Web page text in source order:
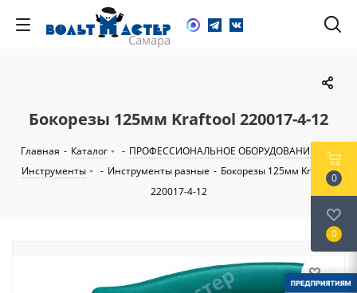
Бокорезы 125мм Kraftool 220017-4-12
Главная - Каталог - ПРОФЕССИОНАЛЬНОЕ ОБОРУДОВАНИЕ
-
Инструменты
- Инструменты разные - Бокорезы 125мм Kraftool
220017-4-12
0
0